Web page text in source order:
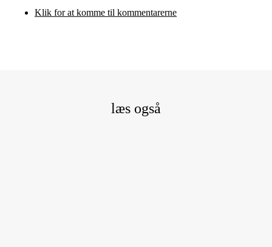
Klik for at komme til kommentarerne
læs også